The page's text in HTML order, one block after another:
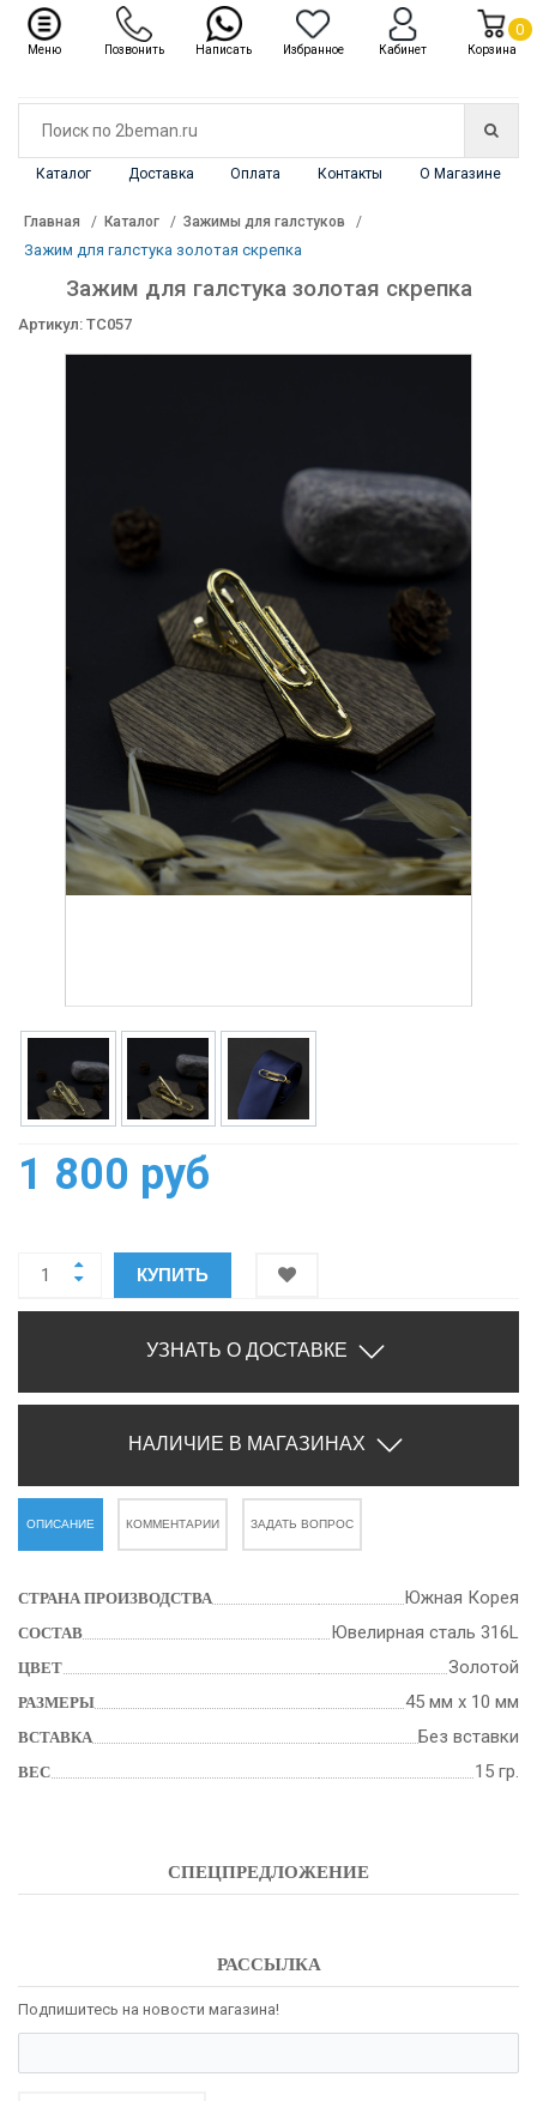
Каталог Доставка Оплата Контакты О Магазине
Каталог ✖
Главная Каталог Зажимы для галстуков
Зажим для галстука золотая скрепка
Зажим для галстука золотая скрепка
Артикул: TC057
1 800 руб
КУПИТЬ
УЗНАТЬ О ДОСТАВКЕ
НАЛИЧИЕ В МАГАЗИНАХ
ОПИСАНИЕ КОММЕНТАРИИ ЗАДАТЬ ВОПРОС
СТРАНА ПРОИЗВОДСТВА Южная Корея
СОСТАВ Ювелирная сталь 316L
ЦВЕТ Золотой
РАЗМЕРЫ 45 мм х 10 мм
ВСТАВКА Без вставки
ВЕС 15 гр.
СПЕЦПРЕДЛОЖЕНИЕ
РАССЫЛКА
Подпишитесь на новости магазина!
Меню Позвонить Написать Избранное Кабинет Корзина
0